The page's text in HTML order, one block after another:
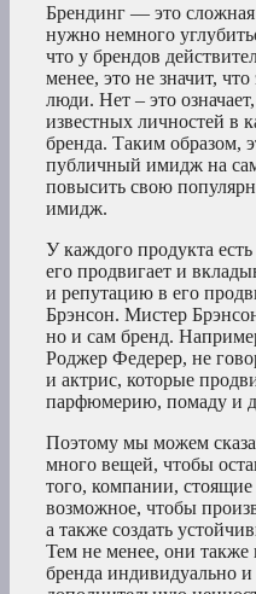
Брендинг — это
нужно немного
что у брендов
менее, это не значит,
люди. Нет – это
известных личностей в
бренда. Таким образом,
публичный имидж на
повысить свою
имидж.
У каждого продукта
его продвигает и
и репутацию в его
Брэнсон. Мистер
но и сам бренд.
Роджер Федерер, не
и актрис, которые
парфюмерию, помаду и
Поэтому мы можем
много вещей, чтобы
того, компании,
возможное, чтобы
а также создать
Тем не менее, они
бренда индивидуально